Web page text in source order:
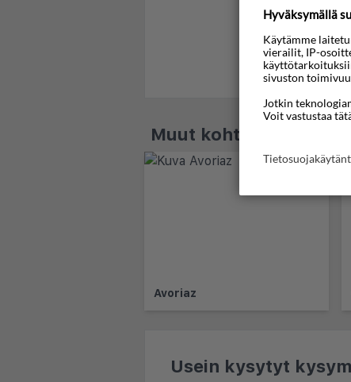
Muut kohteet - Alpene
Avoriaz
Usein kysytyt
Hyväksymällä
Käytämme
vierailit, IP-
sivuston
Jotkin
Voit vastustaa